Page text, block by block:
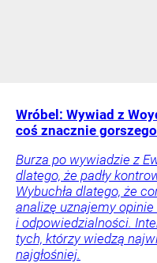
Wróbel: Wywiad z
coś znacznie gorszego
Burza po wywiadzie z
dlatego, że padły
Wybuchła dlatego, że
analizę uznajemy
i odpowiedzialności.
tych, którzy wiedzą
najgłośniej.